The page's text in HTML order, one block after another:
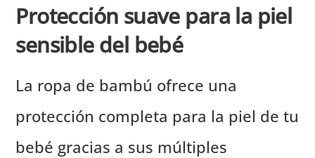
Protección suave para la piel
sensible del bebé
La ropa de bambú ofrece una
protección completa para la piel de tu
bebé gracias a sus múltiples